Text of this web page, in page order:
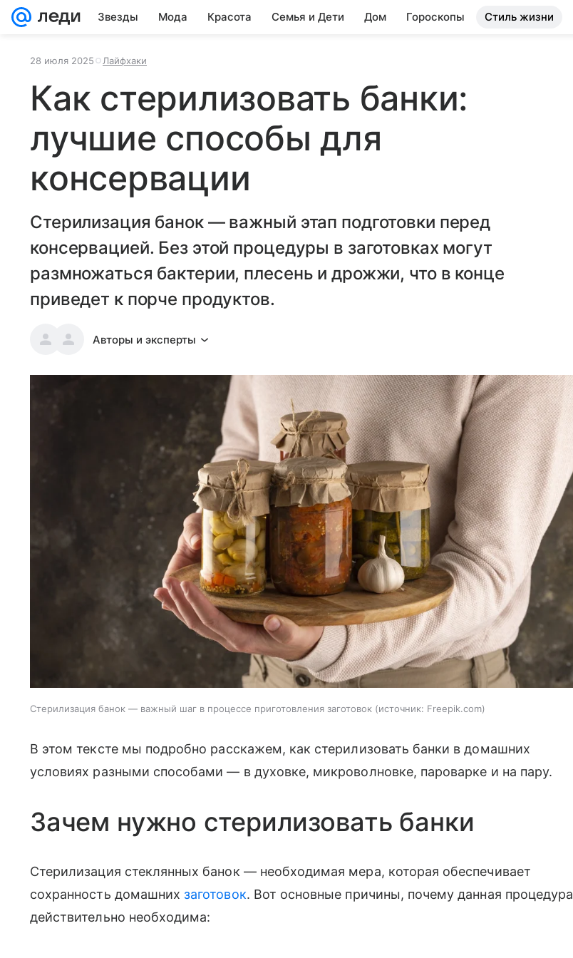
Звезды Мода Красота Семья и Дети Дом Гороскопы Стиль жизни
28 июля 2025 Лайфхаки
Как стерилизовать банки:
лучшие способы для
консервации
Стерилизация банок — важный этап подготовки перед
консервацией. Без этой процедуры в заготовках могут
размножаться бактерии, плесень и дрожжи, что в конце
приведет к порче продуктов.
Авторы и эксперты
Стерилизация банок — важный шаг в процессе приготовления заготовок источник: Freepik.com
В этом тексте мы подробно расскажем, как стерилизовать банки в домашних
условиях разными способами — в духовке, микроволновке, пароварке и на пару.
Зачем нужно стерилизовать банки
Стерилизация стеклянных банок — необходимая мера, которая обеспечивает
сохранность домашних заготовок. Вот основные причины, почему данная процедура
действительно необходима: